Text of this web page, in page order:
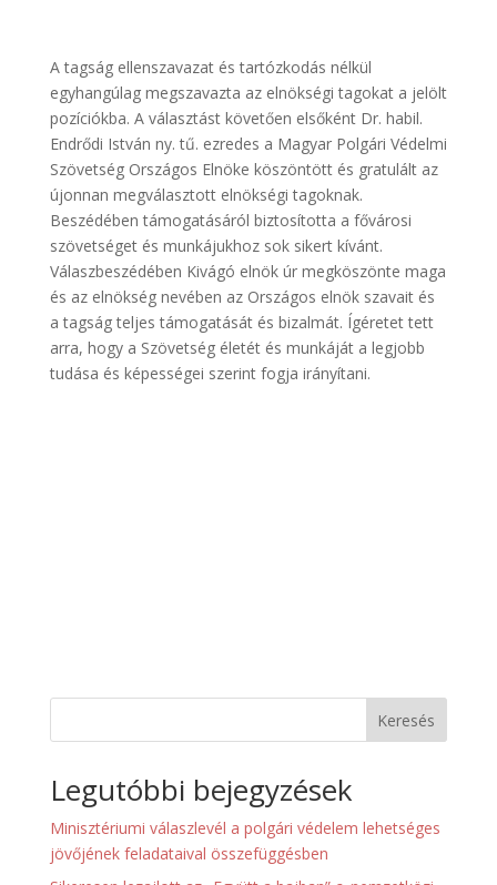
A tagság ellenszavazat és tartózkodás nélkül
egyhangúlag megszavazta az elnökségi tagokat a jelölt
pozíciókba. A választást követően elsőként Dr. habil.
Endrődi István ny. tű. ezredes a Magyar Polgári Védelmi
Szövetség Országos Elnöke köszöntött és gratulált az
újonnan megválasztott elnökségi tagoknak.
Beszédében támogatásáról biztosította a fővárosi
szövetséget és munkájukhoz sok sikert kívánt.
Válaszbeszédében Kivágó elnök úr megköszönte maga
és az elnökség nevében az Országos elnök szavait és
a tagság teljes támogatását és bizalmát. Ígéretet tett
arra, hogy a Szövetség életét és munkáját a legjobb
tudása és képességei szerint fogja irányítani.
Keresés
Legutóbbi bejegyzések
Minisztériumi válaszlevél a polgári védelem lehetséges
jövőjének feladataival összefüggésben